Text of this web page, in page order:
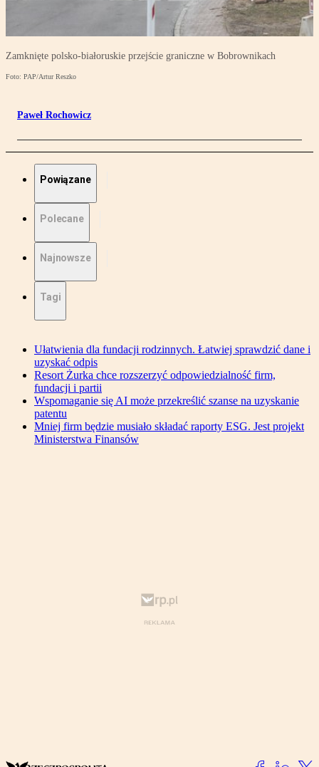
Zamknięte polsko-białoruskie przejście graniczne w Bobrownikach
Foto: PAP/Artur Reszko
Paweł Rochowicz
Powiązane
Polecane
Najnowsze
Tagi
Ułatwienia dla fundacji rodzinnych. Łatwiej sprawdzić dane i
uzyskać odpis
Resort Żurka chce rozszerzyć odpowiedzialność firm,
fundacji i partii
Wspomaganie się AI może przekreślić szanse na uzyskanie
patentu
Mniej firm będzie musiało składać raporty ESG. Jest projekt
Ministerstwa Finansów